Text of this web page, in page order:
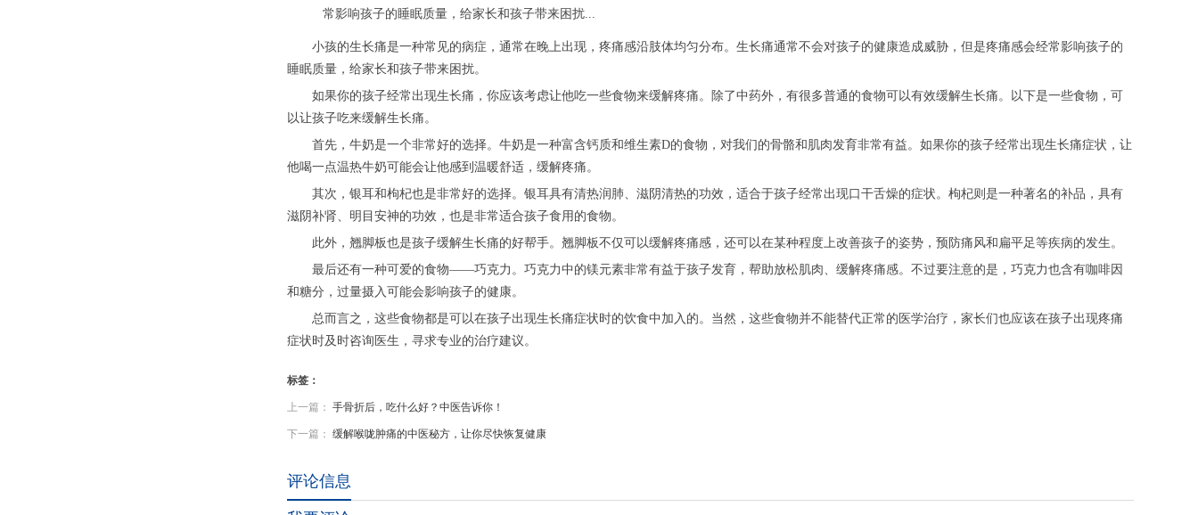
常影响孩子的睡眠质量，给家长和孩子带来困扰...
小孩的生长痛是一种常见的病症，通常在晚上出现，疼痛感沿肢体均匀分布。生长痛通常不会对孩子的健康造成威胁，但是疼痛感会经常影响孩子的
睡眠质量，给家长和孩子带来困扰。
如果你的孩子经常出现生长痛，你应该考虑让他吃一些食物来缓解疼痛。除了中药外，有很多普通的食物可以有效缓解生长痛。以下是一些食物，可
以让孩子吃来缓解生长痛。
首先，牛奶是一个非常好的选择。牛奶是一种富含钙质和维生素D的食物，对我们的骨骼和肌肉发育非常有益。如果你的孩子经常出现生长痛症状，让
他喝一点温热牛奶可能会让他感到温暖舒适，缓解疼痛。
其次，银耳和枸杞也是非常好的选择。银耳具有清热润肺、滋阴清热的功效，适合于孩子经常出现口干舌燥的症状。枸杞则是一种著名的补品，具有
滋阴补肾、明目安神的功效，也是非常适合孩子食用的食物。
此外，翘脚板也是孩子缓解生长痛的好帮手。翘脚板不仅可以缓解疼痛感，还可以在某种程度上改善孩子的姿势，预防痛风和扁平足等疾病的发生。
最后还有一种可爱的食物——巧克力。巧克力中的镁元素非常有益于孩子发育，帮助放松肌肉、缓解疼痛感。不过要注意的是，巧克力也含有咖啡因
和糖分，过量摄入可能会影响孩子的健康。
总而言之，这些食物都是可以在孩子出现生长痛症状时的饮食中加入的。当然，这些食物并不能替代正常的医学治疗，家长们也应该在孩子出现疼痛
症状时及时咨询医生，寻求专业的治疗建议。
标签：
上一篇： 手骨折后，吃什么好？中医告诉你！
下一篇： 缓解喉咙肿痛的中医秘方，让你尽快恢复健康
评论信息